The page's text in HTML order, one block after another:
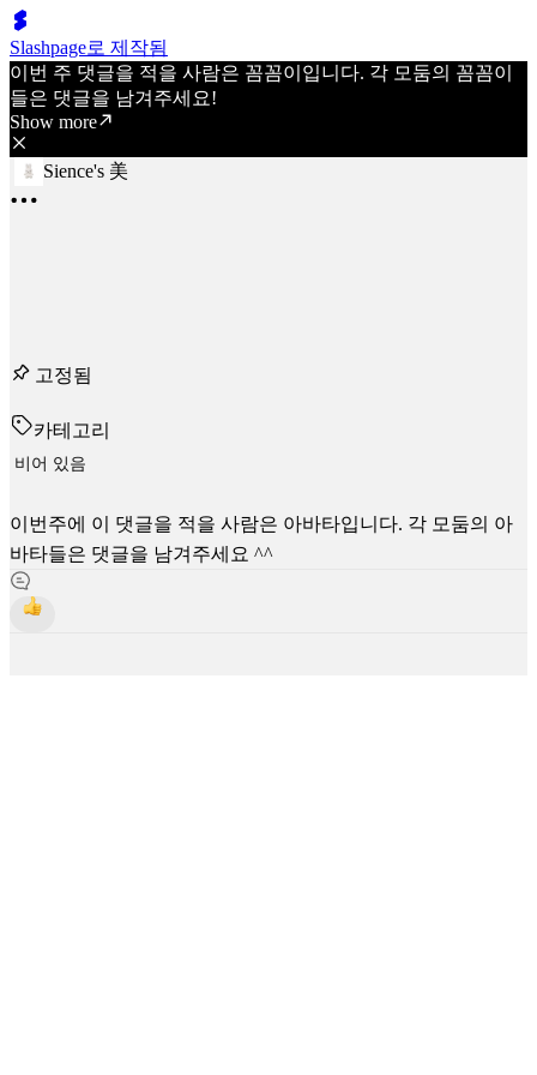
Slashpage로 제작됨
이번 주 댓글을 적을 사람은 꼼꼼이입니다. 각 모둠의 꼼꼼이
들은 댓글을 남겨주세요!
Show more
Sience's 美
고정됨
카테고리
비어 있음
이번주에 이 댓글을 적을 사람은 아바타입니다. 각 모둠의 아
바타들은 댓글을 남겨주세요 ^^